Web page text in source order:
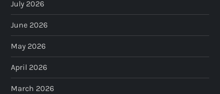
July 2026
June 2026
May 2026
April 2026
March 2026